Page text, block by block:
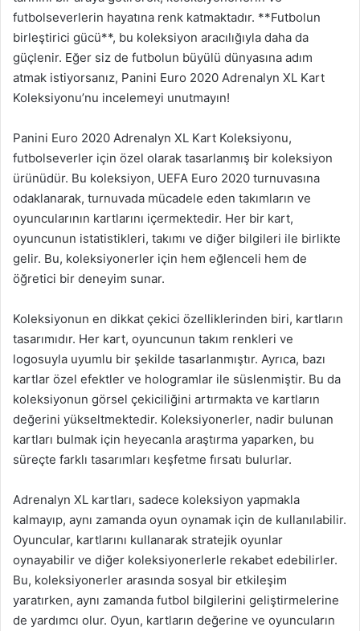
futbolseverlerin hayatına renk katmaktadır. **Futbolun
birleştirici gücü**, bu koleksiyon aracılığıyla daha da
güçlenir. Eğer siz de futbolun büyülü dünyasına adım
atmak istiyorsanız, Panini Euro 2020 Adrenalyn XL Kart
Koleksiyonu’nu incelemeyi unutmayın!
Panini Euro 2020 Adrenalyn XL Kart Koleksiyonu,
futbolseverler için özel olarak tasarlanmış bir koleksiyon
ürünüdür. Bu koleksiyon, UEFA Euro 2020 turnuvasına
odaklanarak, turnuvada mücadele eden takımların ve
oyuncularının kartlarını içermektedir. Her bir kart,
oyuncunun istatistikleri, takımı ve diğer bilgileri ile birlikte
gelir. Bu, koleksiyonerler için hem eğlenceli hem de
öğretici bir deneyim sunar.
Koleksiyonun en dikkat çekici özelliklerinden biri, kartların
tasarımıdır. Her kart, oyuncunun takım renkleri ve
logosuyla uyumlu bir şekilde tasarlanmıştır. Ayrıca, bazı
kartlar özel efektler ve hologramlar ile süslenmiştir. Bu da
koleksiyonun görsel çekiciliğini artırmakta ve kartların
değerini yükseltmektedir. Koleksiyonerler, nadir bulunan
kartları bulmak için heyecanla araştırma yaparken, bu
süreçte farklı tasarımları keşfetme fırsatı bulurlar.
Adrenalyn XL kartları, sadece koleksiyon yapmakla
kalmayıp, aynı zamanda oyun oynamak için de kullanılabilir.
Oyuncular, kartlarını kullanarak stratejik oyunlar
oynayabilir ve diğer koleksiyonerlerle rekabet edebilirler.
Bu, koleksiyonerler arasında sosyal bir etkileşim
yaratırken, aynı zamanda futbol bilgilerini geliştirmelerine
de yardımcı olur. Oyun, kartların değerine ve oyuncuların